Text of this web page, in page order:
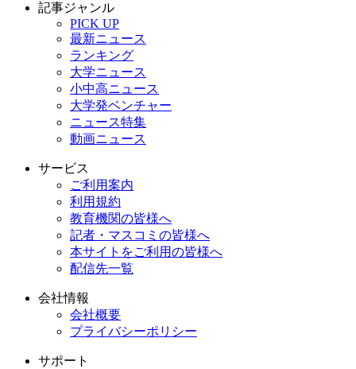
記事ジャンル
PICK UP
最新ニュース
ランキング
大学ニュース
小中高ニュース
大学発ベンチャー
ニュース特集
動画ニュース
サービス
ご利用案内
利用規約
教育機関の皆様へ
記者・マスコミの皆様へ
本サイトをご利用の皆様へ
配信先一覧
会社情報
会社概要
プライバシーポリシー
サポート